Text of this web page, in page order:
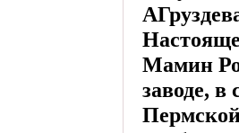
Мамин
заводе,